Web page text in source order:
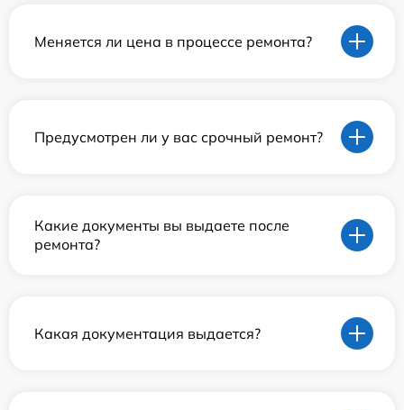
Меняется ли цена в процессе ремонта?
Предусмотрен ли у вас срочный ремонт?
Какие документы вы выдаете после
ремонта?
Какая документация выдается?